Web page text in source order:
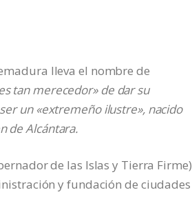
lleva el nombre de
tan merecedor» de dar su
un «extremeño ilustre», nacido
de Alcántara.
de las Islas y Tierra Firme)
y fundación de ciudades